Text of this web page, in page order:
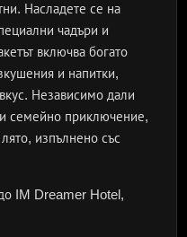
Насладете се на
чадъри и
включва богато
и напитки,
Независимо дали
семейно приключение,
изпълнено със
IM Dreamer Hotel,